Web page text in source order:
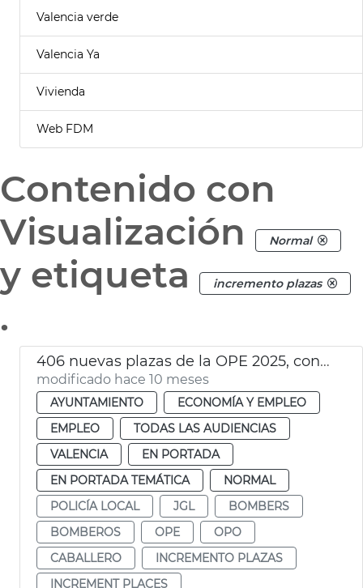
Valencia verde
Valencia Ya
Vivienda
Web FDM
Contenido con
Visualización
Normal
y etiqueta incremento plazas
.
406 nuevas plazas de la OPE 2025, con un total de 1.238
modificado hace 10 meses
AYUNTAMIENTO
ECONOMÍA Y EMPLEO
EMPLEO
TODAS LAS AUDIENCIAS
VALENCIA
EN PORTADA
EN PORTADA TEMÁTICA
NORMAL
POLICÍA LOCAL
JGL
BOMBERS
BOMBEROS
OPE
OPO
CABALLERO
INCREMENTO PLAZAS
INCREMENT PLACES